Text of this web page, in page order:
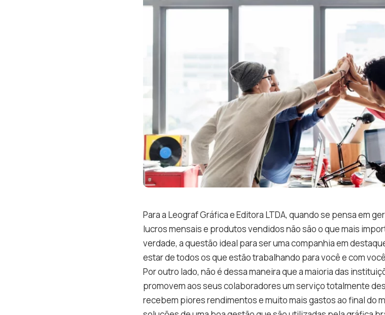
Para a Leograf Gráfica e Editora LTDA, quando se pensa em
lucros mensais e produtos vendidos não são o que mais
verdade, a questão ideal para ser uma companhia em
estar de todos os que estão trabalhando para você e com
Por outro lado, não é dessa maneira que a maioria das
promovem aos seus colaboradores um serviço totalmente
recebem piores rendimentos e muito mais gastos ao final do